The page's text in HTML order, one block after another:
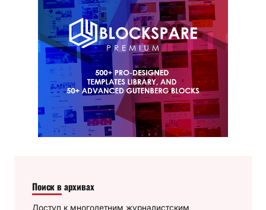
Поиск в архивах
Доступ к многолетним журналистским